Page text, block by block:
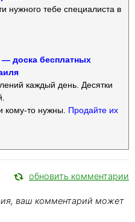
нужного тебе специалиста в
доска бесплатных
каждый день. Десятки
то нужны. Продайте их
обновить комментарии
ваш комментарий может